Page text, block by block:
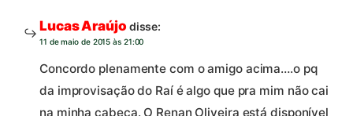
Lucas Araújo disse:
11 de maio de 2015 às 21:00
Concordo plenamente com o amigo acima….o pq
da improvisação do Raí é algo que pra mim não cai
na minha cabeça. O Renan Oliveira está disponível